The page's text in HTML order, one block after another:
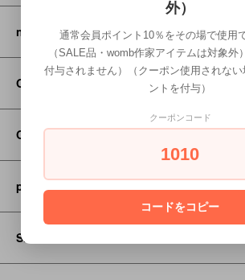
nunuforme
On
OQNO
prit
SMOOTHY/RESP
外）
通常会員ポイント10％をその場で使用
（SALE品・womb作家アイテムは対象外
付与されません）（クーポン使用されない
ントを付与）
クーポンコード
1010
コードをコピー